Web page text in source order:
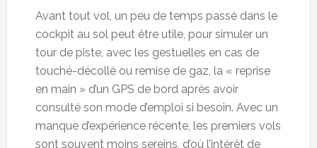
Avant tout vol, un peu de temps passé dans le
cockpit au sol peut être utile, pour simuler un
tour de piste, avec les gestuelles en cas de
touché-décollé ou remise de gaz, la « reprise
en main » d’un GPS de bord après avoir
consulté son mode d’emploi si besoin. Avec un
manque d’expérience récente, les premiers vols
sont souvent moins sereins, d’où l’intérêt de